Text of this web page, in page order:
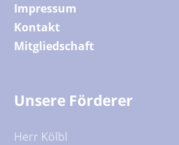
Impressum
Kontakt
Mitgliedschaft
Unsere Förderer
Herr Kölbl